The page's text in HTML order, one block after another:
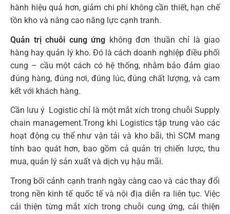
hành hiệu quả hơn, giảm chi phí không cần thiết, hạn chế
tồn kho và nâng cao năng lực cạnh tranh.
Quản trị chuỗi cung ứng không đơn thuần chỉ là giao
hàng hay quản lý kho. Đó là cách doanh nghiệp điều phối
cung – cầu một cách có hệ thống, nhằm bảo đảm giao
đúng hàng, đúng nơi, đúng lúc, đúng chất lượng, và cam
kết với khách hàng.
Cần lưu ý Logistic chỉ là một mắt xích trong chuỗi Supply
chain management.Trong khi Logistics tập trung vào các
hoạt động cụ thể như vận tải và kho bãi, thì SCM mang
tính bao quát hơn, bao gồm cả quản trị chiến lược, thu
mua, quản lý sản xuất và dịch vụ hậu mãi.
Trong bối cảnh cạnh tranh ngày càng cao và các thay đổi
trong nền kinh tế quốc tế và nội địa diễn ra liên tục. Việc
cải thiện từng mắt xích trong chuỗi cung ứng, cải thiện